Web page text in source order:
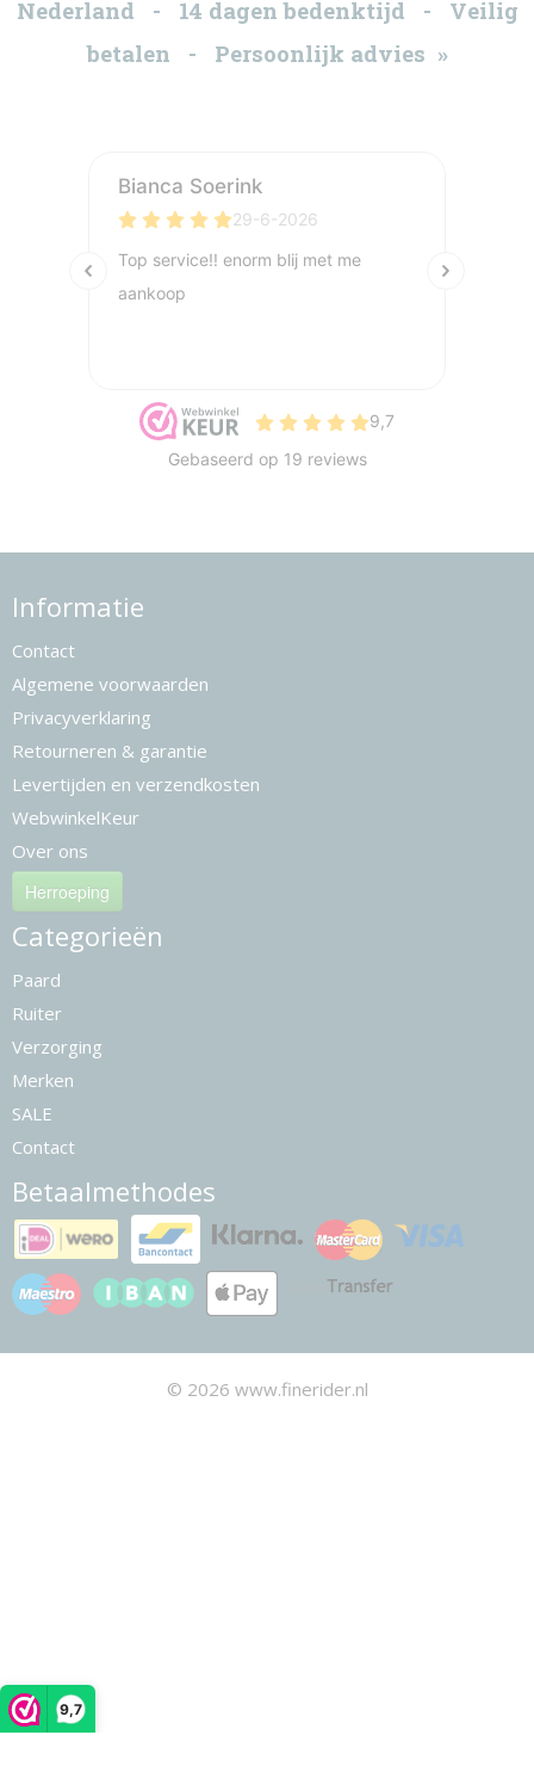
9,7
Nederland - 14 dagen bedenktijd - Veilig
betalen - Persoonlijk advies »
Informatie
Contact
Algemene voorwaarden
Privacyverklaring
Retourneren & garantie
Levertijden en verzendkosten
WebwinkelKeur
Over ons
Herroeping
Categorieën
Paard
Ruiter
Verzorging
Merken
SALE
Contact
Betaalmethodes
© 2026 www.finerider.nl